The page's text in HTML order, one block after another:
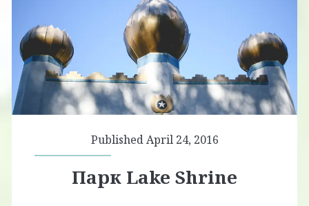
Published April 24, 2016
Парк Lake Shrine